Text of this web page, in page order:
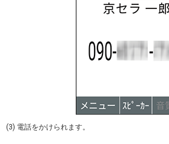
(3) 電話をかけられます。